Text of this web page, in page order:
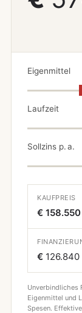
Eigenmittel
Laufzeit
Sollzins p. a.
KAUFPREIS
€ 158.550
€ 126.840
Unverbindliches
Eigenmittel und
Spesen.